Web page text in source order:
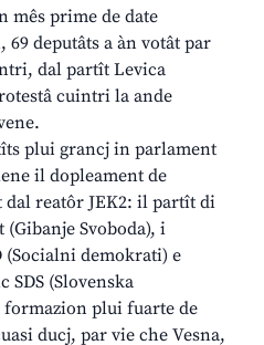
mês prime de date
deputâts a àn votât par
dal partît Levica
cuintri la ande
plui grancj in parlament
il dopleament de
reatôr JEK2: il partît di
Svoboda), i
(Socialni demokrati) e
(Slovenska
formazion plui fuarte de
ducj, par vie che Vesna,